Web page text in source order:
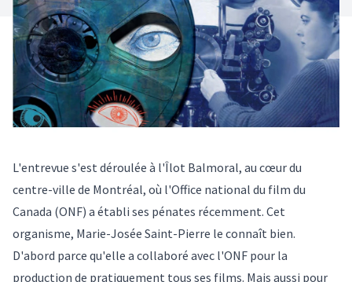
L'entrevue s'est déroulée à l'Îlot Balmoral, au cœur du
centre-ville de Montréal, où l'Office national du film du
Canada (ONF) a établi ses pénates récemment. Cet
organisme, Marie-Josée Saint-Pierre le connaît bien.
D'abord parce qu'elle a collaboré avec l'ONF pour la
production de pratiquement tous ses films. Mais aussi pour